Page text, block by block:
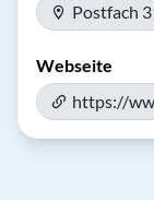
Postfach
Webseite
https://